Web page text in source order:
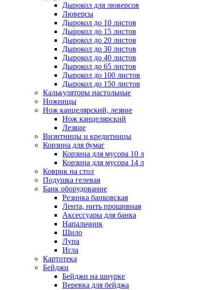
Дырокол для люверсов
Люверсы
Дырокол до 10 листов
Дырокол до 15 листов
Дырокол до 20 листов
Дырокол до 30 листов
Дырокол до 40 листов
Дырокол до 65 листов
Дырокол до 100 листов
Дырокол до 150 листов
Калькуляторы настольные
Ножницы
Нож канцелярский, лезвие
Нож канцелярский
Лезвие
Визитницы и кредитницы
Корзина для бумаг
Корзина для мусора 10 л
Корзина для мусора 14 л
Коврик на стол
Подушка гелевая
Банк оборудование
Резинка банковская
Лента, нить прошивная
Аксессуары для банка
Напальчник
Шило
Лупа
Игла
Картотека
Бейджи
Бейджи на шнурке
Веревка для бейджа